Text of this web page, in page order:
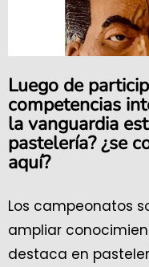
Luego de
competencias
la vanguardia
pastelería? ¿se
aquí?
Los campeonatos
ampliar
destaca en